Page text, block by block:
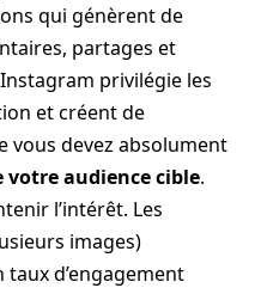
qui génèrent de
partages et
privilégie les
et créent de
vous devez absolument
votre audience cible.
l’intérêt. Les
images)
d’engagement